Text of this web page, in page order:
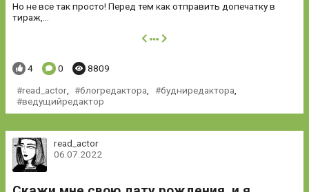
Но не все так просто! Перед тем как отправить допечатку в
тираж,...
далее
Понравилось:
4 Комментариев:
0 Просмотров:
8809
read_actor, блогредактора будниредактора
ведущийредактор
read_actor
06.07.2022